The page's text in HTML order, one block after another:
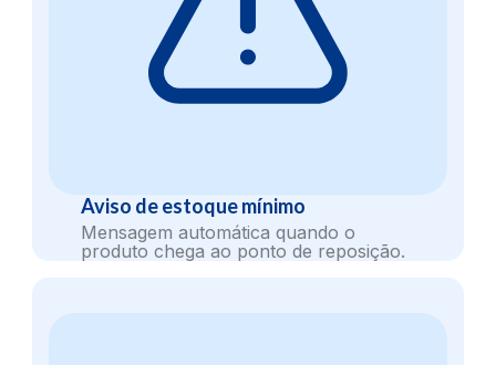
Aviso de estoque mínimo
Mensagem automática quando o
produto chega ao ponto de reposição.